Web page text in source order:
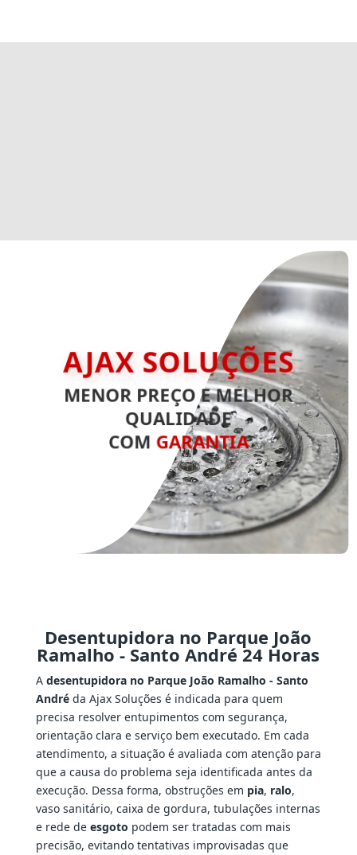
AJAX SOLUÇÕES
MENOR PREÇO E MELHOR
QUALIDADE
COM GARANTIA
Desentupidora no Parque João
Ramalho - Santo André 24 Horas
A desentupidora no Parque João Ramalho - Santo
Andréda Ajax Soluções é indicada para quem
precisa resolver entupimentos com segurança,
orientação clara e serviço bem executado. Em cada
atendimento, a situação é avaliada com atenção para
que a causa do problema seja identificada antes da
execução. Dessa forma, obstruções em pia, ralo,
vaso sanitário, caixa de gordura, tubulações internas
e rede de esgoto podem ser tratadas com mais
precisão, evitando tentativas improvisadas que